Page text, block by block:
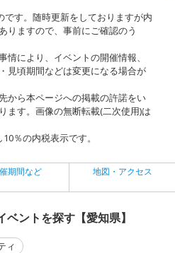
す。随時更新をしておりますが内
りますので、事前にご確認のう
により、イベントの開催情報、
見頃期間などは変更になる場合が
から本ページへの掲載の許諾をい
ます。画像の無断転載(二次使用)は
％の内税表示です。
期間など 地図・アクセス
ントを探す【愛知県】
ィ